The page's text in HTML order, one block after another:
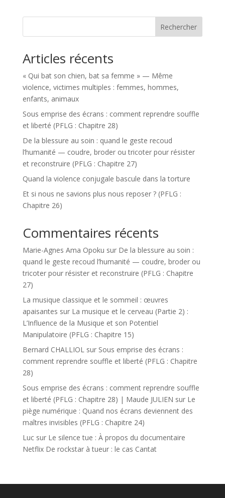
Rechercher
Articles récents
« Qui bat son chien, bat sa femme » — Même
violence, victimes multiples : femmes, hommes,
enfants, animaux
Sous emprise des écrans : comment reprendre souffle
et liberté (PFLG : Chapitre 28)
De la blessure au soin : quand le geste recoud
l’humanité — coudre, broder ou tricoter pour résister
et reconstruire (PFLG : Chapitre 27)
Quand la violence conjugale bascule dans la torture
Et si nous ne savions plus nous reposer ? (PFLG :
Chapitre 26)
Commentaires récents
Marie-Agnes Ama Opoku sur De la blessure au soin :
quand le geste recoud l’humanité — coudre, broder ou
tricoter pour résister et reconstruire (PFLG : Chapitre
27)
La musique classique et le sommeil : œuvres
apaisantes sur La musique et le cerveau (Partie 2) :
L’Influence de la Musique et son Potentiel
Manipulatoire (PFLG : Chapitre 15)
Bernard CHALLIOLsur Sous emprise des écrans :
comment reprendre souffle et liberté (PFLG : Chapitre
28)
Sous emprise des écrans : comment reprendre souffle
et liberté (PFLG : Chapitre 28) | Maude JULIEN sur Le
piège numérique : Quand nos écrans deviennent des
maîtres invisibles (PFLG : Chapitre 24)
Lucsur Le silence tue : À propos du documentaire
Netflix De rockstar à tueur : le cas Cantat